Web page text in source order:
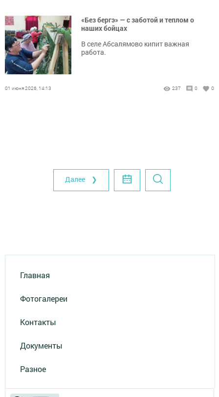
«Без бергэ» — с заботой и теплом о
наших бойцах
В селе Абсалямово кипит важная
работа.
01 июня 2026, 14:13 237 0 0
Далее ❯
Главная
Фотогалереи
Контакты
Документы
Разное